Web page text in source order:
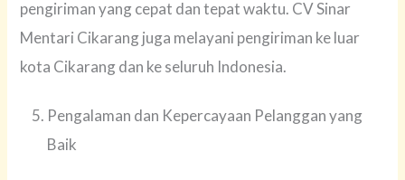
pengiriman yang cepat dan tepat waktu. CV Sinar
Mentari Cikarang juga melayani pengiriman ke luar
kota Cikarang dan ke seluruh Indonesia.
Pengalaman dan Kepercayaan Pelanggan yang
Baik